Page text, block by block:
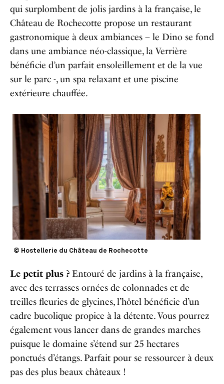
qui surplombent de jolis jardins à la française, le
Château de Rochecotte propose un restaurant
gastronomique à deux ambiances – le Dino se fond
dans une ambiance néo-classique, la Verrière
bénéficie d’un parfait ensoleillement et de la vue
sur le parc -, un spa relaxant et une piscine
extérieure chauffée.
© Hostellerie du Château de Rochecotte
Le petit plus ? Entouré de jardins à la française,
avec des terrasses ornées de colonnades et de
treilles fleuries de glycines, l’hôtel bénéficie d’un
cadre bucolique propice à la détente. Vous pourrez
également vous lancer dans de grandes marches
puisque le domaine s’étend sur 25 hectares
ponctués d’étangs. Parfait pour se ressourcer à deux
pas des plus beaux châteaux !